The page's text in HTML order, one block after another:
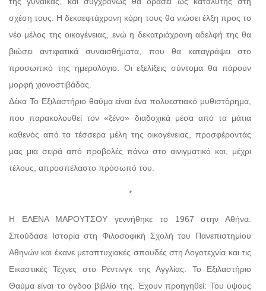
σχέση τους. Η δεκαεφτάχρονη κόρη τους θα νιώσει έλξη προς το
νέο μέλος της οικογένειας, ενώ η δεκατριάχρονη αδελφή της θα
βιώσει αντιφατικά συναισθήματα, που θα καταγράψει στο
προσωπικό της ημερολόγιο. Οι εξελίξεις σύντομα θα πάρουν
μορφή χιονοστιβάδας.
Δέκα Το Εξιλαστήριο θαύμα είναι ένα πολυεστιακό μυθιστόρημα,
που παρακολουθεί τον «ξένο» διαδοχικά μέσα από τα μάτια
καθενός από τα τέσσερα μέλη της οικογένειας, προσφέροντάς
μας μια σειρά από προβολές πάνω στο αινιγματικό και, μέχρι
τέλους, απροσπέλαστο πρόσωπό του.
*
Η ΕΛΕΝΑ ΜΑΡΟΥΤΣΟΥ γεννήθηκε το 1967 στην Αθήνα.
Σπούδασε Ιστορία στη Φιλοσοφική Σχολή του Πανεπιστημίου
Αθηνών και έκανε μεταπτυχιακές σπουδές στη Λογοτεχνία και τις
Εικαστικές Τέχνες στο Ρέντινγκ της Αγγλίας. Το Εξιλαστήριο
Θαύμα είναι το όγδοο βιβλίο της. Έχουν προηγηθεί: Του ύψους